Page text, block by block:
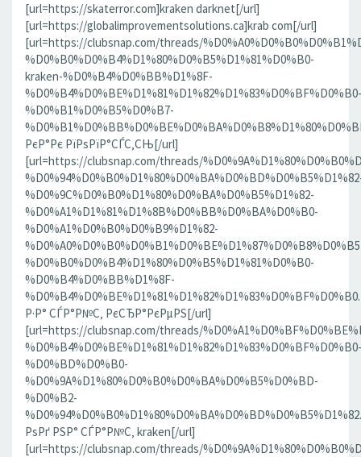
[url=https://skaterror.com]kraken darknet[/url]
[url=https://globalimprovementsolutions.ca]krab com[/url]
[url=https://clubsnap.com/threads/
%D0%B0%D0%B4%D1%80%D0%B5%D1%81%D0%B0-
kraken-%D0%B4%D0%BB%D1%8F-
%D0%B4%D0%BE%D1%81%D1%82%D1%83%D0%BF%D0%B0-
%D0%B1%D0%B5%D0%B7-
РєР°Рє РїРѕРїР°СЃС‚СЊ[/url]
[url=https://clubsnap.com/threads/
%D0%9C%D0%B0%D1%80%D0%BA%D0%B5%D1%82-
%D0%A1%D1%81%D1%8B%D0%BB%D0%BA%D0%B0-
%D0%A1%D0%B0%D0%B9%D1%82-
%D0%B0%D0%B4%D1%80%D0%B5%D1%81%D0%B0-
%D0%B4%D0%BB%D1%8F-
Р·Р° СЃР°Р№С‚ РєСЂР°РєРµРЅ[/url]
[url=https://clubsnap.com/threads/
%D0%B4%D0%BE%D1%81%D1%82%D1%83%D0%BF%D0%B0-
%D0%BD%D0%B0-
%D0%9A%D1%80%D0%B0%D0%BA%D0%B5%D0%BD-
%D0%B2-
РѕРґ РЅР° СЃР°Р№С‚ kraken[/url]
[url=https://clubsnap.com/threads/